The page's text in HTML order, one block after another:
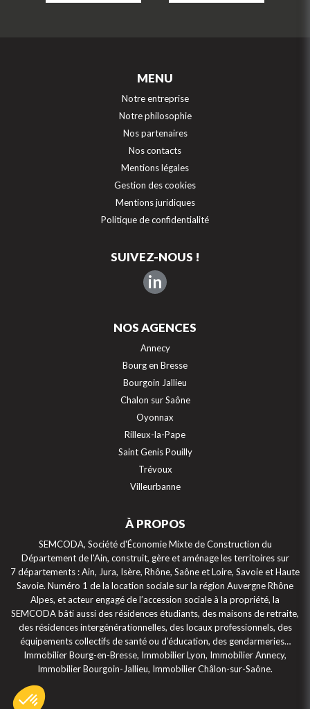
MENU
Notre entreprise
Notre philosophie
Nos partenaires
Nos contacts
Mentions légales
Gestion des cookies
Mentions juridiques
Politique de confidentialité
SUIVEZ-NOUS !
in
NOS AGENCES
Annecy
Bourg en Bresse
Bourgoin Jallieu
Chalon sur Saône
Oyonnax
Rilleux-la-Pape
Saint Genis Pouilly
Trévoux
Villeurbanne
À PROPOS
SEMCODA, Société d'Économie Mixte de Construction du
Département de l'Ain, construit, gère et aménage les territoires sur
7 départements : Ain, Jura, Isère, Rhône, Saône et Loire, Savoie et Haute
Savoie. Numéro 1 de la location sociale sur la région Auvergne Rhône
Alpes, et acteur engagé de l’accession sociale à la propriété, la
SEMCODA bâti aussi des résidences étudiants, des maisons de retraite,
des résidences intergénérationnelles, des locaux professionnels, des
équipements collectifs de santé ou d’éducation, des gendarmeries…
Immobilier Bourg-en-Bresse, Immobilier Lyon, Immobilier Annecy,
Immobilier Bourgoin-Jallieu, Immobilier Châlon-sur-Saône.